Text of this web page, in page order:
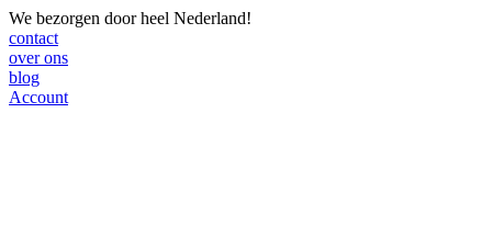
We bezorgen door heel Nederland!
contact
over ons
blog
Account